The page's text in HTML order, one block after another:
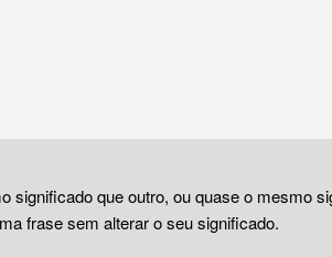
que outro, ou quase o mesmo
frase sem alterar o seu significado.